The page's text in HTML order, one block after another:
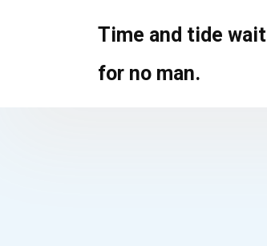
Time and tide wait
for no man.